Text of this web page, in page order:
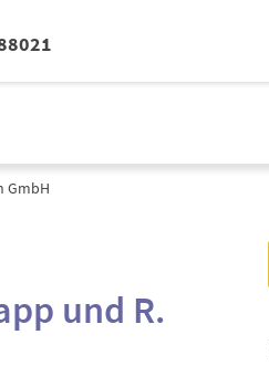
GmbH
und R.